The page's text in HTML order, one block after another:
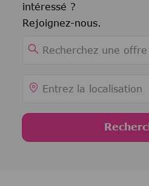
intéressé ?
Rejoignez-nous.